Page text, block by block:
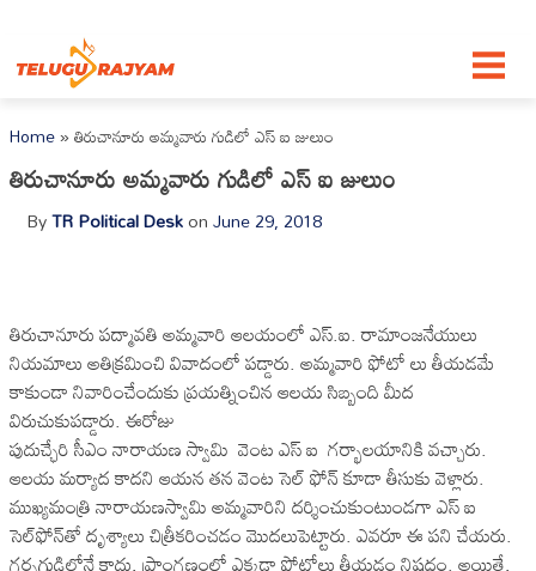
Home»తిరుచానూరు అమ్మవారు గుడిలో ఎస్ ఐ జులుం
తిరుచానూరు అమ్మవారు గుడిలో ఎస్ ఐ జులుం
ByTR Political DeskonJune 29, 2018
తిరుచానూరు పద్మావతి అమ్మవారి ఆలయంలో ఎస్‌.ఐ. రామాంజనేయులు
నియమాలు అతిక్రమించి వివాదంలో పడ్డారు. అమ్మవారి ఫోటో లు తీయడమే
కాకుండా నివారించేందుకు ప్రయత్నించిన ఆలయ సిబ్బంది మీద
విరుచుకుపడ్డారు. ఈరోజు
పుదుచ్ఛేరి సీఎం నారాయణ స్వామి వెంట ఎస్ ఐ గర్భాలయానికి వచ్చారు.
ఆలయ మర్యాద కాదని ఆయన తన వెంట సెల్ ఫోన్ కూడా తీసుకు వెళ్లారు.
ముఖ్యమంత్రి నారాయణస్వామి అమ్మవారిని దర్శించుకుంటుండగా ఎస్ ఐ
సెల్‌ఫోన్‌తో దృశ్యాలు చిత్రీకరించడం మొదలుపెట్టారు. ఎవరూ ఈ పని చేయరు.